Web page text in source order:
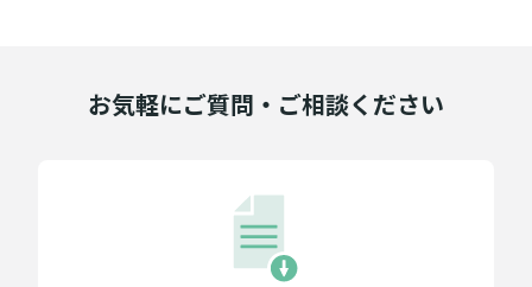
お気軽にご質問・ご相談ください